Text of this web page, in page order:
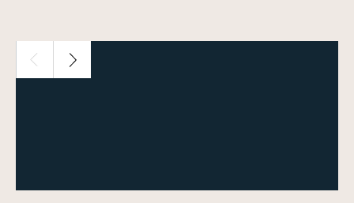
Meer over deze woning
1 / 3